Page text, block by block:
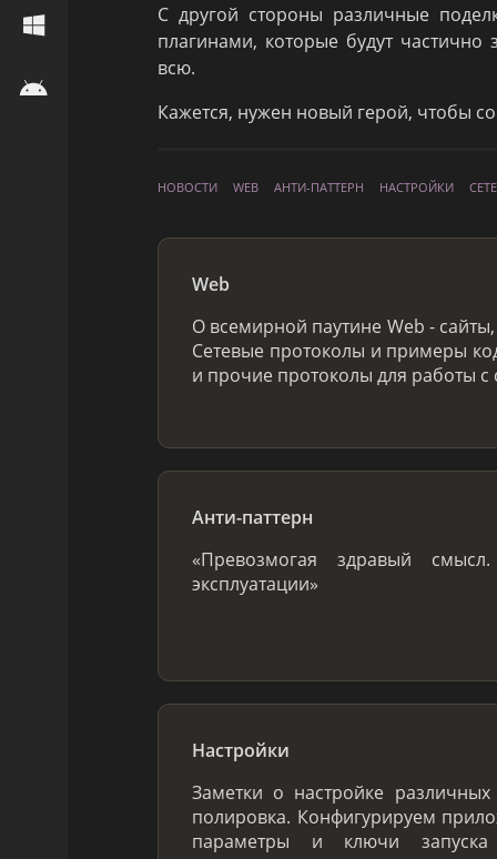
С другой стороны различные
плагинами, которые будут частично
всю.
Кажется, нужен новый герой, чтобы
НОВОСТИ WEB АНТИ-ПАТТЕРН НАСТРОЙКИ
Web
О всемирной паутине Web -
Сетевые протоколы и примеры
и прочие протоколы для работы с
Анти-паттерн
«Превозмогая здравый
эксплуатации»
Настройки
Заметки о настройке
полировка. Конфигурируем
параметры и ключи запуска